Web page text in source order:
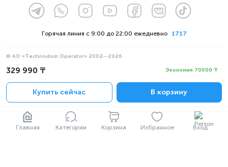
Главная Категории Корзина Избранное Вход
329 990 ₸ Экономия 70000 ₸
Купить сейчас В корзину
1717
Горячая линия с 9:00 до 22:00 ежедневно
© АО «Technodom Operator» 2002—2026
Мы принимаем:
Политика конфиденциальности